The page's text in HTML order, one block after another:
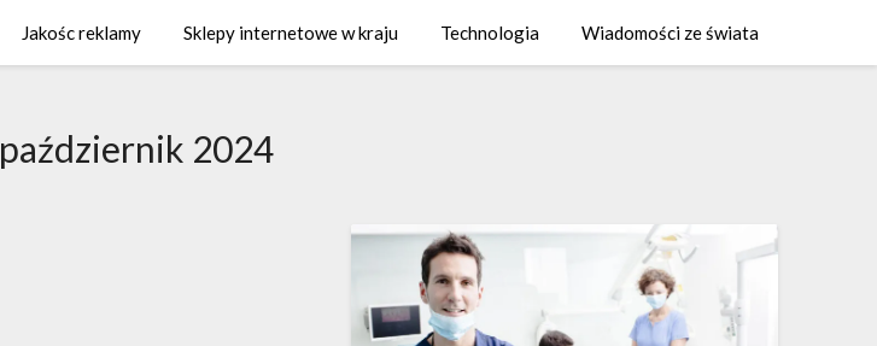
Jakośc reklamy Sklepy internetowe w kraju Technologia Wiadomości ze świata
październik 2024